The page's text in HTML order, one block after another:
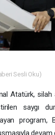
Sesli Oku)
Atatürk, silah
saygı
program,
devam